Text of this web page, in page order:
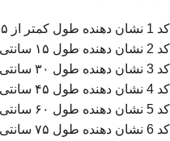
کد 1 نشان دهنده طول کمتر از ۱۵ سانتی‌متر می‌باشد.
کد 2 نشان دهنده طول ۱۵ سانتی‌متر می‌باشد.
کد 3 نشان دهنده طول ۳۰ سانتی‌متر می‌باشد
کد 4 نشان دهنده طول ۴۵ سانتی‌متر می‌باشد .
کد 5 نشان دهنده طول ۶۰ سانتی‌متر می‌باشد.
کد 6 نشان دهنده طول ۷۵ سانتی‌متر می‌باشد.